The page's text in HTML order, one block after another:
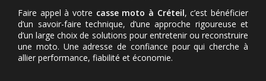
Faire appel à votre casse moto à Créteil, c’est bénéficier
d’un savoir-faire technique, d’une approche rigoureuse et
d’un large choix de solutions pour entretenir ou reconstruire
une moto. Une adresse de confiance pour qui cherche à
allier performance, fiabilité et économie.